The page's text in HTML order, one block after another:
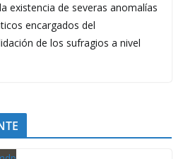
existencia de severas anomalías
encargados del
de los sufragios a nivel